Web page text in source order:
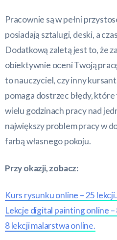
Pracownie są w pełni
posiadają sztalugi, deski, a
Dodatkową zaletą jest to, że
obiektywnie oceni Twoją
to nauczyciel, czy inny
pomaga dostrzec błędy,
wielu godzinach pracy nad
największy problem pracy w
farbą własnego pokoju.
Przy okazji, zobacz:
Kurs rysunku online – 25 lekcji.
Lekcje digital painting online –
8 lekcji malarstwa online.